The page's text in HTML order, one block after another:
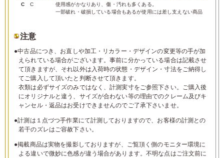
C C
使用感がかなりあり、傷・汚れも多くある。
一部破れ・破損している場合もあるが使用には差し支えない商品
注意
●中古品につき、お直しや加工・リカラー・デザインの変更等の手が加
えられている場合がございます。事前に分かっている場合は記載させ
て頂きますが、それ以外は入荷時の状態・デザイン・寸法をご納得し
てご購入して頂いたと判断させて頂きます。
衣類は必ずサイズのみではなく、計測実寸をご参照下さい。ご購入後
にオリジナルと違う、サイズが合わない等の理由でのクレーム及びキ
ャンセル・返品はお受けできませんのでご了承下さいませ。
●計測は１点づつ手作業にて計測しておりますので、お客様の計測との
若干のズレはご容赦下さい。
●掲載商品は実物を撮影しておりますが、ご覧頂く側のモニター環境に
よる違いで微妙に色感が違う場合があります。不明な点はご注文前に